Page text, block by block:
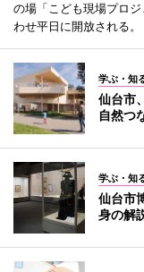
の場「こども現場プロ
わせ平日に開放される。
学ぶ・知
仙台市
自然つ
学ぶ・知
仙台市
身の解